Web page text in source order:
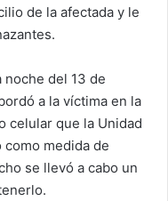
de la afectada y le
del 13 de
a la víctima en la
celular que la Unidad
como medida de
se llevó a cabo un